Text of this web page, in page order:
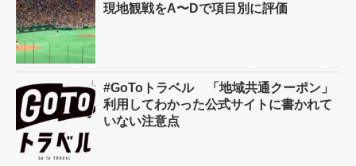
現地観戦をA〜Dで項目別に評価
#GoToトラベル 「地域共通クーポン」
利用してわかった公式サイトに書かれて
いない注意点